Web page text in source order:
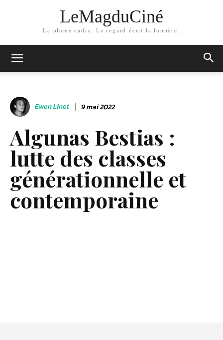
LeMagduCiné
La plume cadre. Le regard écrit la lumière.
Ewen Linet 9 mai 2022
Algunas Bestias :
lutte des classes
générationnelle et
contemporaine